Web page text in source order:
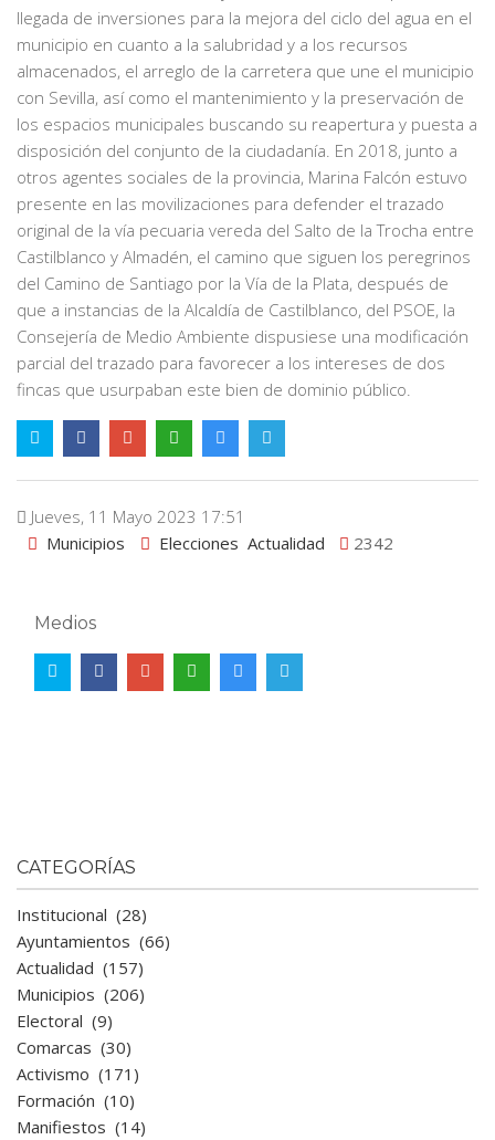
llegada de inversiones para la mejora del ciclo del agua en el
municipio en cuanto a la salubridad y a los recursos
almacenados, el arreglo de la carretera que une el municipio
con Sevilla, así como el mantenimiento y la preservación de
los espacios municipales buscando su reapertura y puesta a
disposición del conjunto de la ciudadanía. En 2018, junto a
otros agentes sociales de la provincia, Marina Falcón estuvo
presente en las movilizaciones para defender el trazado
original de la vía pecuaria vereda del Salto de la Trocha entre
Castilblanco y Almadén, el camino que siguen los peregrinos
del Camino de Santiago por la Vía de la Plata, después de
que a instancias de la Alcaldía de Castilblanco, del PSOE, la
Consejería de Medio Ambiente dispusiese una modificación
parcial del trazado para favorecer a los intereses de dos
fincas que usurpaban este bien de dominio público.
Jueves, 11 Mayo 2023 17:51
Municipios
Elecciones Actualidad 2342
Medios
CATEGORÍAS
Institucional (28)
Ayuntamientos (66)
Actualidad (157)
Municipios (206)
Electoral (9)
Comarcas (30)
Activismo (171)
Formación (10)
Manifiestos (14)